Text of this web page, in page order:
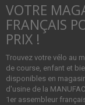
VOTRE
FRANÇAIS
PRIX !
Trouvez votre vélo au
de course, enfant et
disponibles en
d'usine de la
1er assembleur